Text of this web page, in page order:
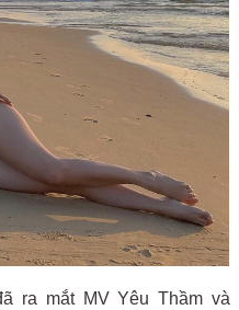
ra mắt MV Yêu Thầm và